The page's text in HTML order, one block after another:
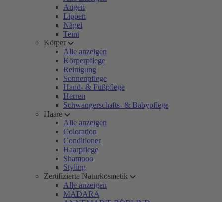
Augen
Lippen
Nägel
Teint
Körper
Alle anzeigen
Körperpflege
Reinigung
Sonnenpflege
Hand- & Fußpflege
Herren
Schwangerschafts- & Babypflege
Haare
Alle anzeigen
Coloration
Conditioner
Haarpflege
Shampoo
Styling
Zertifizierte Naturkosmetik
Alle anzeigen
MÁDARA